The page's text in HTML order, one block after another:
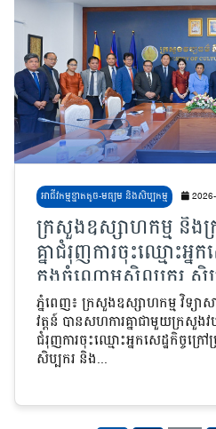
អាជីវកម្មខ្នាតតូច-មធ្យម និងសិប្បកម្ម
ក្រសួងឧស្សាហកម្ម និង
គ្នាជំរុញការចុះឈ្មោះអ្នក
ក្នុងចំណោមសិល្បករ សិ
វប្បធម៌
ភ្នំពេញ៖ ក្រសួងឧស្សាហកម្ម វិទ្យាសា
វត្តន៍ បានសហការគ្នាជាមួយក្រសួង
ជំរុញការចុះឈ្មោះអ្នកសេដ្ឋកិច្ចក្
សិប្បករ និង...